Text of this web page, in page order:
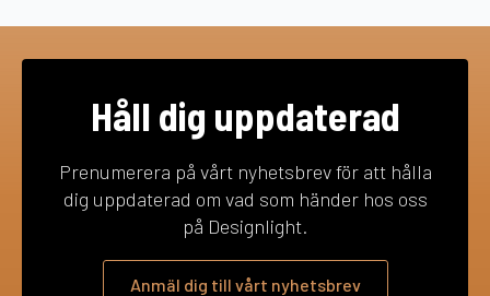
Håll dig uppdaterad
Prenumerera på vårt nyhetsbrev för att hålla
dig uppdaterad om vad som händer hos oss
på Designlight.
Anmäl dig till vårt nyhetsbrev